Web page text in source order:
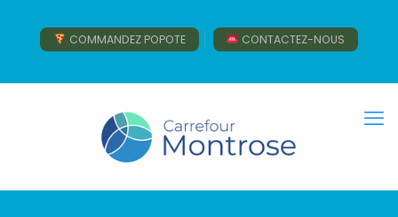
COMMANDEZ POPOTE CONTACTEZ-NOUS